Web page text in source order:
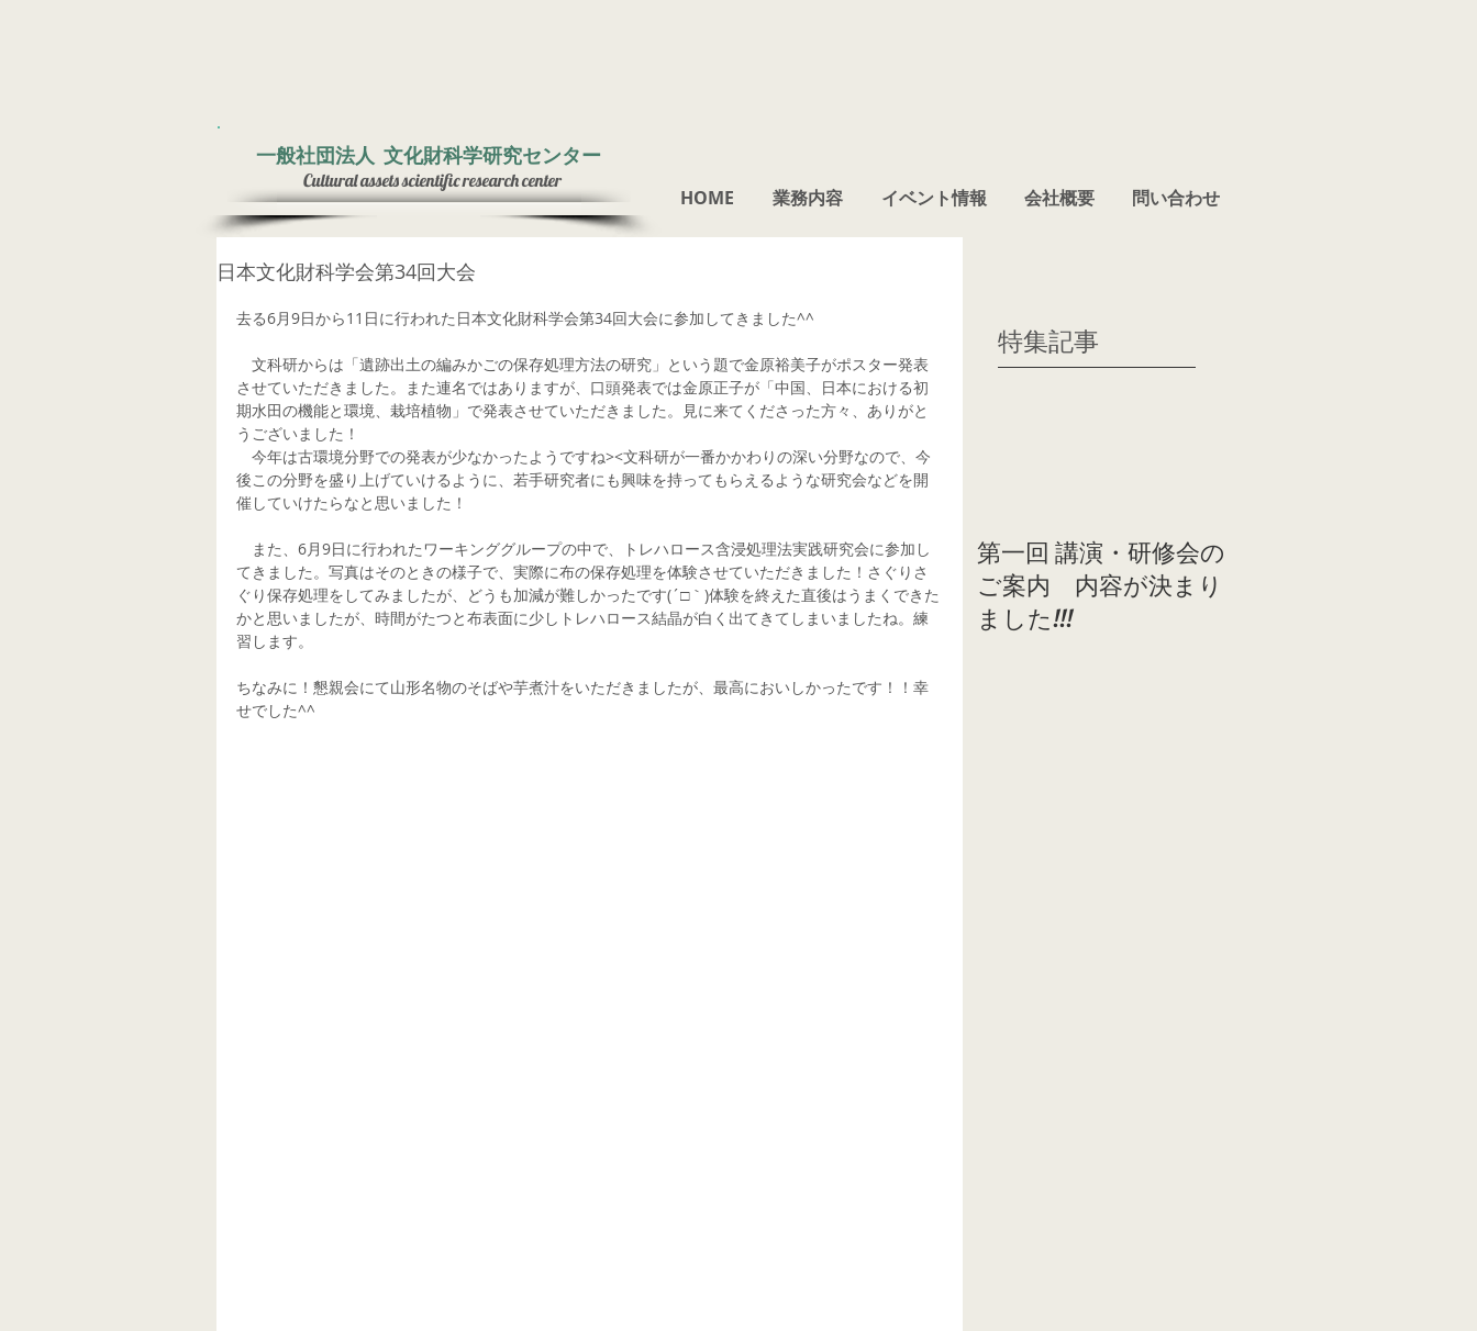
Cultural assetsscientificresearch center
一般社団法人 文化財科学研究センター
HOME 業務内容 イベント情報 会社概要 問い合わせ
日本文化財科学会第34回大会
去る6月9日から11日に行われた日本文化財科学会第34回大会に参加してきました^^
文科研からは「遺跡出土の編みかごの保存処理方法の研究」という題で金原裕美子がポスター発表
させていただきました。また連名ではありますが、口頭発表では金原正子が「中国、日本における初
期水田の機能と環境、栽培植物」で発表させていただきました。見に来てくださった方々、ありがと
うございました！
今年は古環境分野での発表が少なかったようですね><文科研が一番かかわりの深い分野なので、今
後この分野を盛り上げていけるように、若手研究者にも興味を持ってもらえるような研究会などを開
催していけたらなと思いました！
また、6月9日に行われたワーキンググループの中で、トレハロース含浸処理法実践研究会に参加し
てきました。写真はそのときの様子で、実際に布の保存処理を体験させていただきました！さぐりさ
ぐり保存処理をしてみましたが、どうも加減が難しかったです(´□｀)体験を終えた直後はうまくできた
かと思いましたが、時間がたつと布表面に少しトレハロース結晶が白く出てきてしまいましたね。練
習します。
ちなみに！懇親会にて山形名物のそばや芋煮汁をいただきましたが、最高においしかったです！！幸
せでした^^
特集記事
第一回 講演・研修会の
ご案内 内容が決まり
ました!!!